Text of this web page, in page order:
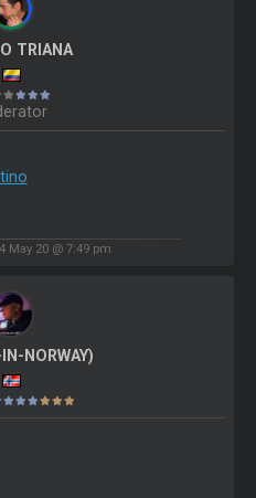
TRIANA
May 20 @ 7:49 pm
NORWAY)